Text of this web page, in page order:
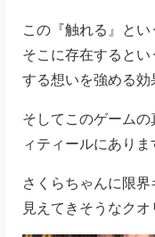
この『触れる』と
そこに存在すると
する想いを強める効
そしてこのゲーム
ィティールにありま
さくらちゃんに限
見えてきそうなクオ